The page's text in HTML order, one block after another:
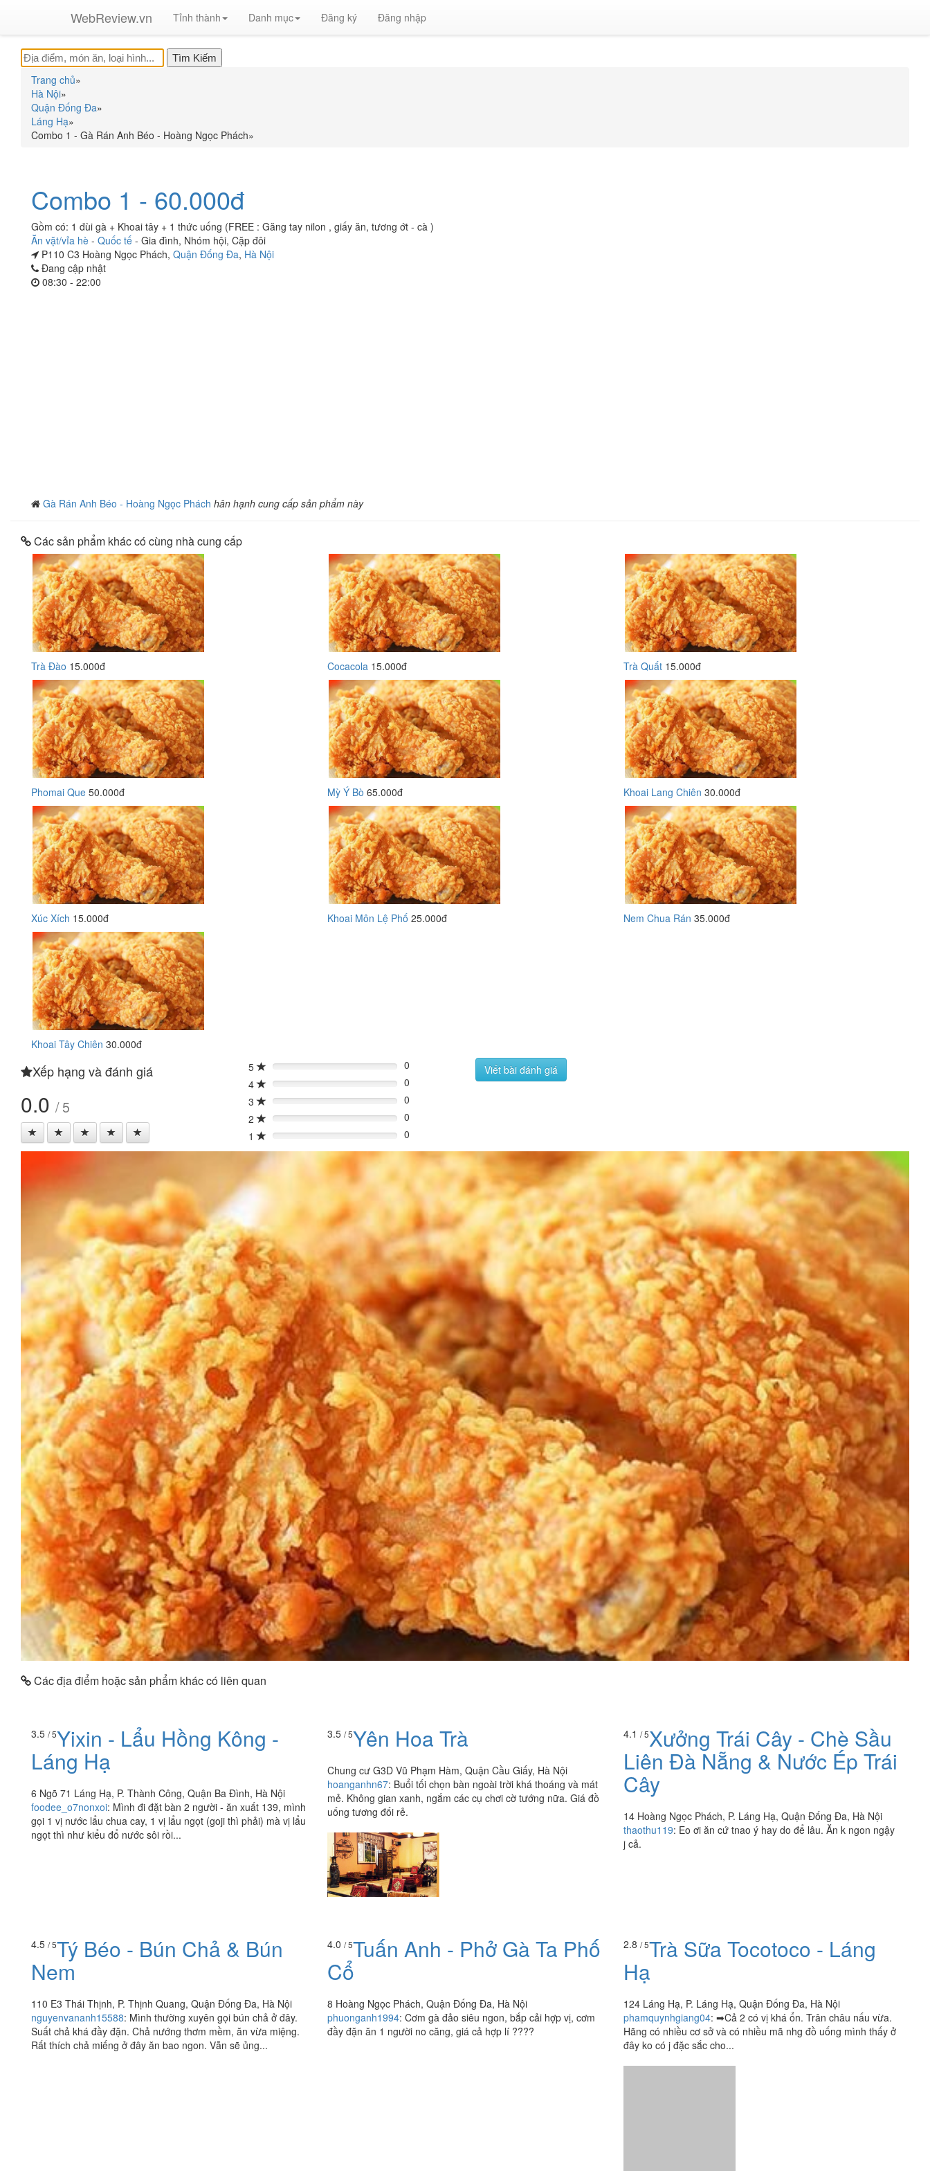
WebReview.vn Tỉnh thành Danh mục Đăng ký Đăng nhập
Trang chủ»
Hà Nội»
Quận Đống Đa»
Láng Hạ»
Combo 1 - Gà Rán Anh Béo - Hoàng Ngọc Phách»
Combo 1 - 60.000đ
Gồm có: 1 đùi gà + Khoai tây + 1 thức uống (FREE : Găng tay nilon , giấy ăn, tương ớt - cà )
Ăn vặt/vỉa hè - Quốc tế - Gia đình, Nhóm hội, Cặp đôi
P110 C3 Hoàng Ngọc Phách, Quận Đống Đa, Hà Nội
Đang cập nhật
08:30 - 22:00
Gà Rán Anh Béo - Hoàng Ngọc Phách hân hạnh cung cấp sản phẩm này
Các sản phẩm khác có cùng nhà cung cấp
Trà Đào 15.000đ Cocacola 15.000đ Trà Quất 15.000đ
Phomai Que 50.000đ Mỳ Ý Bò 65.000đ Khoai Lang Chiên 30.000đ
Xúc Xích 15.000đ Khoai Môn Lệ Phố 25.000đ Nem Chua Rán 35.000đ
Khoai Tây Chiên 30.000đ
Xếp hạng và đánh giá
0.0 / 5
5 0%
0
4
0%
0
3
0%
0
2
0%
0
1
0% 0
Viết bài đánh giá
Các địa điểm hoặc sản phẩm khác có liên quan
3.5 / 5Yixin - Lẩu Hồng Kông -
Láng Hạ
6 Ngõ 71 Láng Hạ, P. Thành Công, Quận Ba Đình, Hà Nội
foodee_o7nonxoi: Mình đi đặt bàn 2 người - ăn xuất 139, mình
gọi 1 vị nước lẩu chua cay, 1 vị lẩu ngọt (goji thì phải) mà vị lẩu
ngọt thì như kiểu đổ nước sôi rồi...
3.5 / 5Yên Hoa Trà
Chung cư G3D Vũ Phạm Hàm, Quận Cầu Giấy, Hà Nội
hoanganhn67: Buổi tối chọn bàn ngoài trời khá thoáng và mát
mẻ. Không gian xanh, ngắm các cụ chơi cờ tướng nữa. Giá đồ
uống tương đối rẻ.
4.1 / 5Xưởng Trái Cây - Chè Sầu
Liên Đà Nẵng & Nước Ép Trái
Cây
14 Hoàng Ngọc Phách, P. Láng Hạ, Quận Đống Đa, Hà Nội
thaothu119: Eo ơi ăn cứ tnao ý hay do để lâu. Ăn k ngon ngậy
j cả.
4.5/ 5 Tý Béo - Bún Chả & Bún
Nem
110 E3 Thái Thịnh, P. Thịnh Quang, Quận Đống Đa, Hà Nội
nguyenvananh15588
Mình thường xuyên gọi bún chả ở đây.
4.0/ 5
Cổ
8 Hoàng Ngọc Phách, Quận Đống Đa, Hà Nội
2.8/ 5Trà Sữa Tocotoco - Láng
Hạ
124 Láng Hạ, P. Láng Hạ, Quận Đống Đa, Hà Nội
phamquynhgiang04
Hãng có nhiều cơ sở và có nhiều mã nhg đồ uống mình thấy ở